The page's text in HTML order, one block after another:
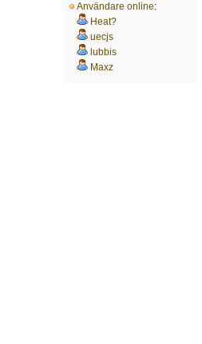
Användare online:
Heat?
uecjs
lubbis
Maxz